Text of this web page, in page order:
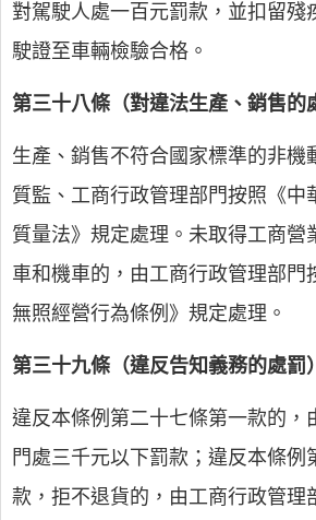
對駕駛人處一百元罰款，並扣留殘
駛證至車輛檢驗合格。
第三十八條（對違法生產、銷售的
生產、銷售不符合國家標準的非機
質監、工商行政管理部門按照《中
質量法》規定處理。未取得工商營
車和機車的，由工商行政管理部門
無照經營行為條例》規定處理。
第三十九條（違反告知義務的處罰）
違反本條例第二十七條第一款的，
門處三千元以下罰款；違反本條例
款，拒不退貨的，由工商行政管理